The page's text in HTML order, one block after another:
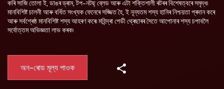
কৰি সাজি তোলা ই, ডাঙৰ ড্ৰাম, টপ-নটছ্ ব্লেড আৰু এটা শক্তিশালী ৰটৰৰ বিশেষত্বৰে সমৃদ্ধ৷
মানবিশিষ্ট চালনী আৰু বৰ্ধিত সংখ্যক ফেনেৰে সজ্জিত হৈ, ই নূন্যতম শস্য হানিৰ নিশ্চয়তা প্ৰদান কৰে
আৰু সৰ্বশ্ৰেষ্ঠ মানবিশিষ্ট শস্য আহৰণ কৰে৷ মহিন্দ্ৰা পেডী থ্ৰেছাৰৰ সৈতে আপোনাৰ শস্য চপাবলৈ
সৰ্বোত্তম অভিজ্ঞতা লাভ কৰক৷
অন-ৰোড মূল্য পাওক